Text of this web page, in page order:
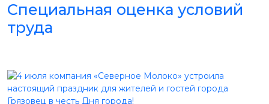
Специальная оценка условий
труда